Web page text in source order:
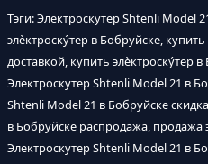
Тэги: Электроскутер Shtenli Model
элѐктроску́тер в Бобруйске,
доставкой, купить элѐктроску́тер
Электроскутер Shtenli Model 21 в
Shtenli Model 21 в Бобруйске
в Бобруйске распродажа, продажа
Электроскутер Shtenli Model 21 в